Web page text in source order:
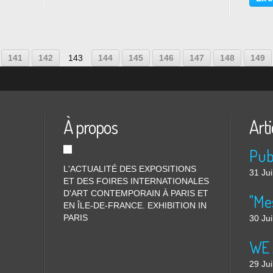
141 142 143 144 145 146 147 148 149
À propos
L'ACTUALITÉ DES EXPOSITIONS
ET DES FOIRES INTERNATIONALES
D'ART CONTEMPORAIN À PARIS ET
EN ÎLE-DE-FRANCE. EXHIBITION IN
PARIS
31
30
29